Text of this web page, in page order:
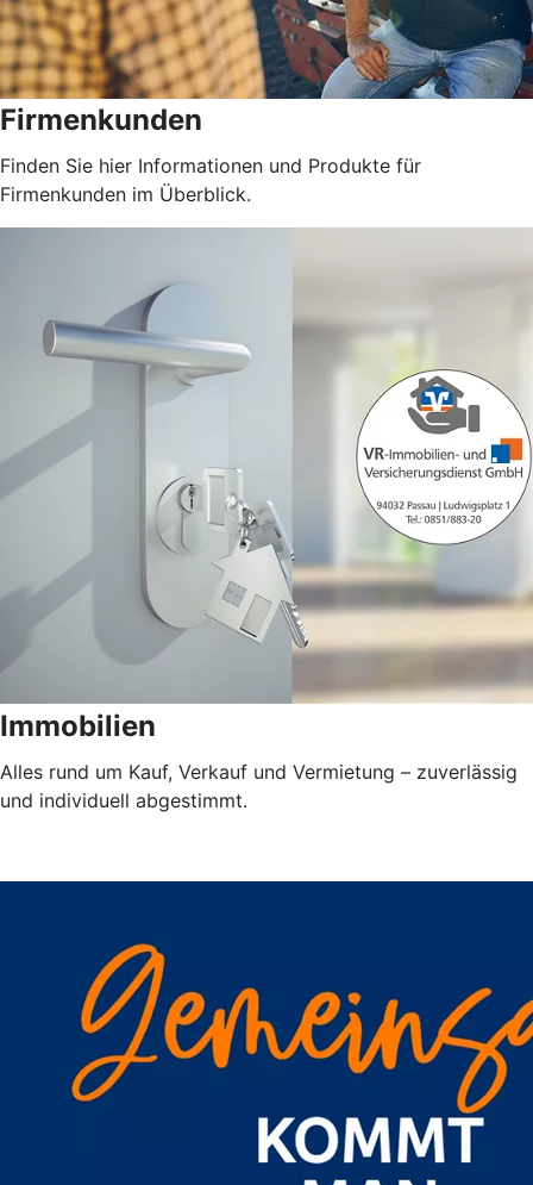
Firmenkunden
Finden Sie hier Informationen und Produkte für
Firmenkunden im Überblick.
Immobilien
Alles rund um Kauf, Verkauf und Vermietung – zuverlässig
und individuell abgestimmt.